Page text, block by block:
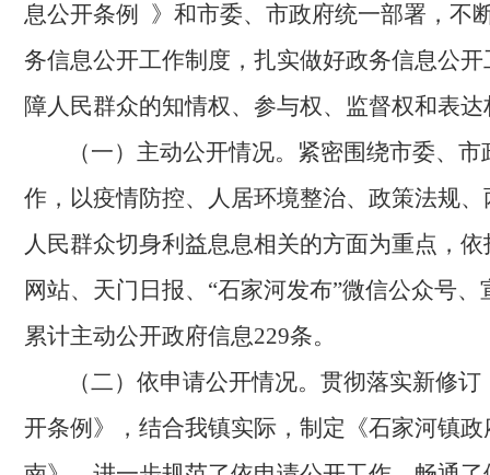
息公开条例 》和市委、市政府统一部署，不
务信息公开工作制度，扎实做好政务信息公
障人民群众的知情权、参与权、监督权和表达
（一）主动公开情况。 紧密围绕市委、市
作，以疫情防控、人居环境整治、政策法规
人民群众切身利益息息相关的方面为重点，
网站、天门日报、 “石家河发布”微信公众号
累计主动公开政府信息229条。
（二）依申请公开情况。 贯彻落实新修订
开条例》，结合我镇实际，制定《石家河镇政